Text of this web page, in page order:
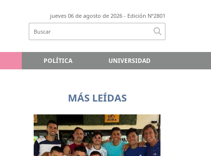
jueves 06 de agosto de 2026 - Edición Nº2801
POLÍTICA UNIVERSIDAD
MÁS LEÍDAS